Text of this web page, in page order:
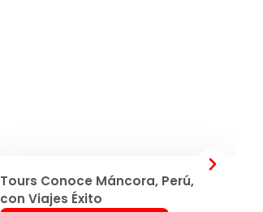
Tours Conoce Máncora, Perú,
con Viajes Éxito